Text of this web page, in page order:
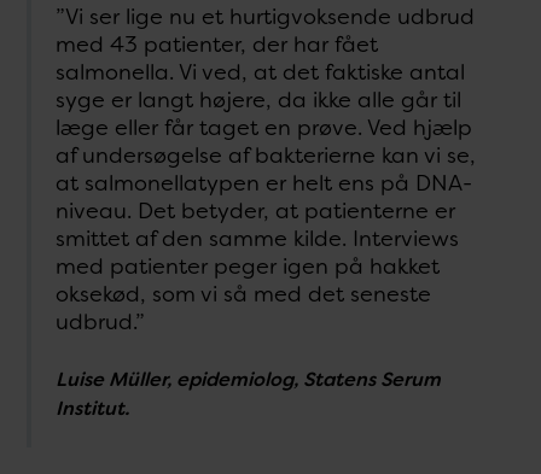
”Vi ser lige nu et hurtigvoksende udbrud
med 43 patienter, der har fået
salmonella. Vi ved, at det faktiske antal
syge er langt højere, da ikke alle går til
læge eller får taget en prøve. Ved hjælp
af undersøgelse af bakterierne kan vi se,
at salmonellatypen er helt ens på DNA-
niveau. Det betyder, at patienterne er
smittet af den samme kilde. Interviews
med patienter peger igen på hakket
oksekød, som vi så med det seneste
udbrud.”
Luise Müller, epidemiolog, Statens Serum
Institut.